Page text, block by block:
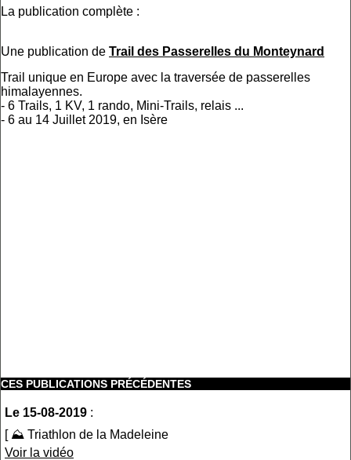
La publication complète :
Une publication de Trail des Passerelles du Monteynard
Trail unique en Europe avec la traversée de passerelles
himalayennes.
- 6 Trails, 1 KV, 1 rando, Mini-Trails, relais ...
- 6 au 14 Juillet 2019, en Isère
CES PUBLICATIONS PRÉCÉDENTES
Le 15-08-2019 :
[ ⛰ Triathlon de la Madeleine
Voir la vidéo